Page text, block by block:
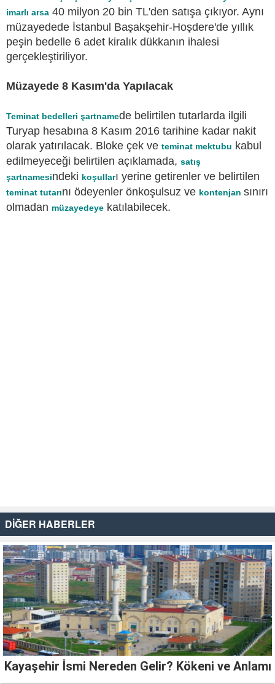
imarlı arsa 40 milyon 20 bin TL'den satışa çıkıyor. Aynı
müzayedede İstanbul Başakşehir-Hoşdere'de yıllık
peşin bedelle 6 adet kiralık dükkanın ihalesi
gerçekleştiriliyor.
Müzayede 8 Kasım'da Yapılacak
Teminat bedelleri şartnamede belirtilen tutarlarda ilgili
Turyap hesabına 8 Kasım 2016 tarihine kadar nakit
olarak yatırılacak. Bloke çek ve teminat mektubu kabul
edilmeyeceği belirtilen açıklamada, satış
şartnamesindeki koşulları yerine getirenler ve belirtilen
teminat tutarını ödeyenler önkoşulsuz ve kontenjan sınırı
olmadan müzayedeye katılabilecek.
DİĞER HABERLER
Kayaşehir İsmi Nereden Gelir? Kökeni ve Anlamı